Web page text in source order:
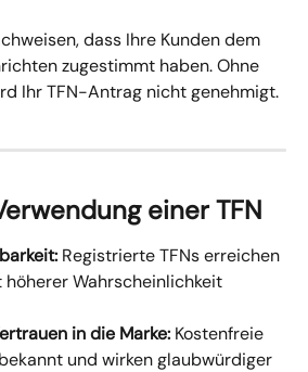
dass Ihre Kunden dem
zugestimmt haben. Ohne
Ihr TFN-Antrag nicht genehmigt.
einer TFN
Registrierte TFNs erreichen
höherer Wahrscheinlichkeit
in die Marke: Kostenfreie
und wirken glaubwürdiger